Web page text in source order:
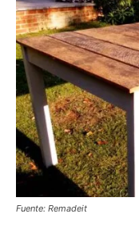
Fuente: Remadeit